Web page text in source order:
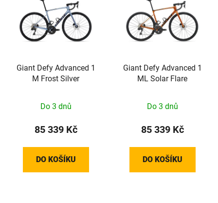
Giant Defy Advanced 1
M Frost Silver
Do 3 dnů
85 339 Kč
DO KOŠÍKU
Giant Defy Advanced 1
ML Solar Flare
Do 3 dnů
85 339 Kč
DO KOŠÍKU